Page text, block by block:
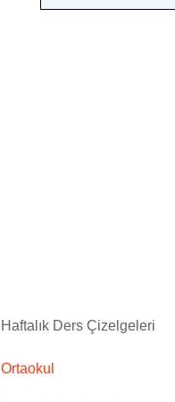
Haftalık Ders Çizelgeleri
Ortaokul